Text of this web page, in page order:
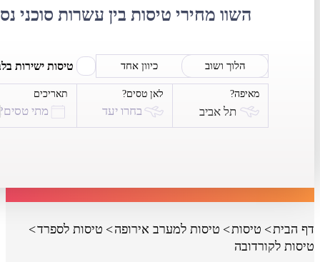
בחו"ל
השכרת
רכב
השוו מחירי טיסות בין עשרות סוכני
הלוך ושוב כיוון אחד טיסות ישירות
מאיפה?
תל אביב
לאן טסים?
בחרו יעד
תאריכים
מתי
דף הבית טיסות טיסות למערב אירופה
טיסות לספרד
טיסות לקורדובה